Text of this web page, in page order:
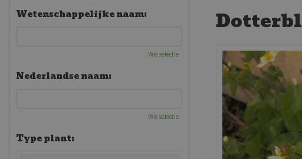
Wetenschappelijke naam:
Wis selectie
Nederlandse naam:
Wis selectie
Type plant: